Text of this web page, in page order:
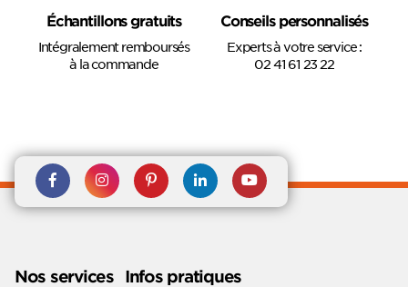
Échantillons gratuits
Intégralement remboursés
à la commande
Conseils personnalisés
Experts à votre service :
02 41 61 23 22
Rejoignez nous sur Facebook
Suivez-nous sur
Instagram
Suivez-nous sur
Pinterest
Suivez-
nous sur
Suivez-
nous sur
Nos services Infos pratiques